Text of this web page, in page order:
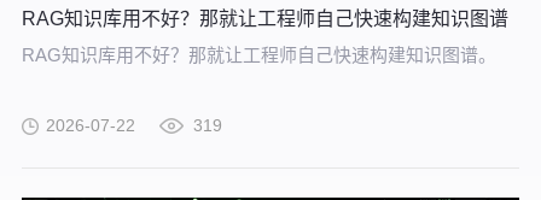
RAG知识库用不好？那就让工程师自己快速构建知识图谱
RAG知识库用不好？那就让工程师自己快速构建知识图谱。
2026-07-22 319